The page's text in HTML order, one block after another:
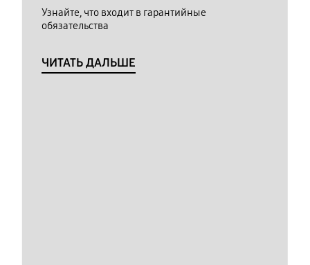
Узнайте, что входит в гарантийные
обязательства
ЧИТАТЬ ДАЛЬШЕ